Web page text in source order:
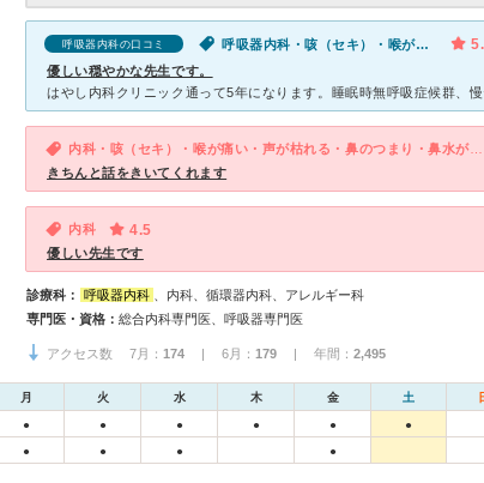
呼吸器内科の口コミ 呼吸器内科・咳（セキ）・喉が痛い・体調不良
優しい穏やかな先生です。
内科・咳（セキ）・喉が痛い・声が枯れる・鼻のつまり・鼻水が出る・痰
きちんと話をきいてくれます
内科 4.5
優しい先生です
診療科： 呼吸器内科
、内科、循環器内科、アレルギー科
専門医・資格： 総合内科専門医、呼吸器専門医
アクセス数 7月： 174 | 6月： 179 | 年間： 2,495
月 火 水 木 金 土
● ● ● ● ● ●
● ● ● ●